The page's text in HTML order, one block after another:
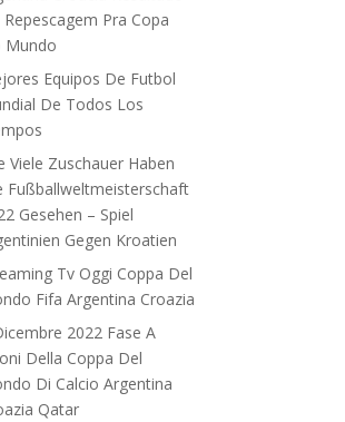
Repescagem Pra Copa
Mundo
Equipos De Futbol
De Todos Los
Viele Zuschauer Haben
Fußballweltmeisterschaft
Gesehen – Spiel
Gegen Kroatien
Tv Oggi Coppa Del
Fifa Argentina Croazia
2022 Fase A
Della Coppa Del
Di Calcio Argentina
Qatar